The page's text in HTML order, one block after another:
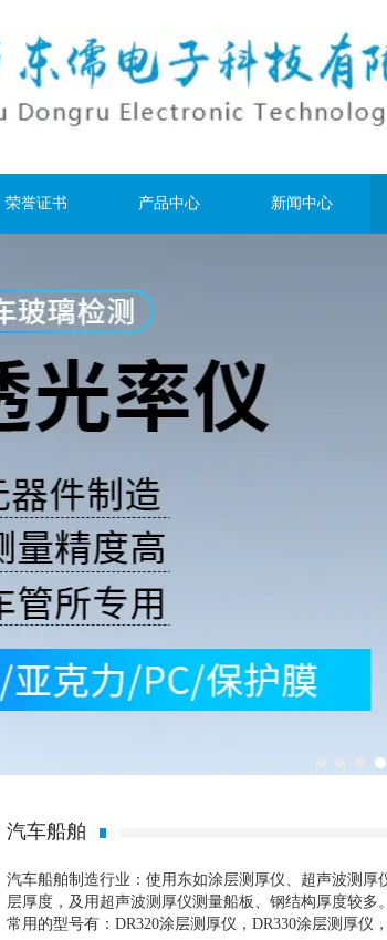
荣誉证书 产品中心 新闻中心
汽车船舶
汽车船舶制造行业：使用东如涂层测厚仪、超声波测
层厚度，及用超声波测厚仪测量船板、钢结构厚度较多。
常用的型号有：DR320涂层测厚仪，DR330涂层测厚仪